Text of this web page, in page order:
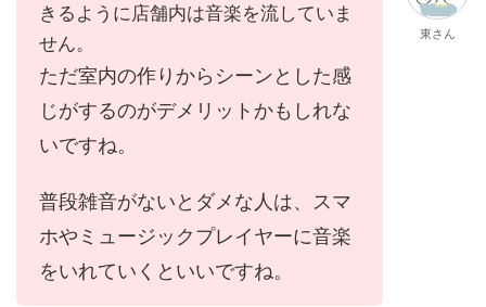
きるように店舗内は音楽を流していま
せん。
ただ室内の作りからシーンとした感
じがするのがデメリットかもしれな
いですね。
普段雑音がないとダメな人は、スマ
ホやミュージックプレイヤーに音楽
をいれていくといいですね。
東さん